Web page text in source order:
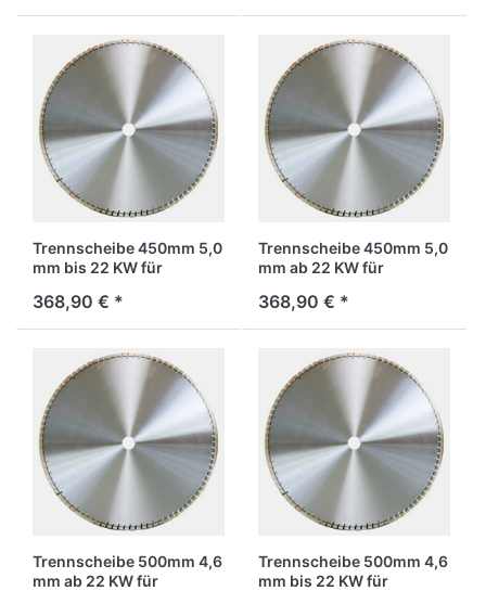
Trennscheibe 450mm 5,0
mm bis 22 KW für
368,90 € *
Trennscheibe 450mm 5,0
mm ab 22 KW für
368,90 € *
Trennscheibe 500mm 4,6
mm ab 22 KW für
Trennscheibe 500mm 4,6
mm bis 22 KW für